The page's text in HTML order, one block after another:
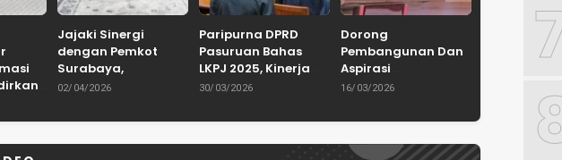
yang
Jajaki Sinergi
dengan Pemkot
Surabaya,
Kerukunan Keluarga
Kolaborasi Budaya
02/04/2026
Paripurna DPRD
Pasuruan Bahas
LKPJ 2025, Kinerja
Pemkab Tuai
Catatkan Tren
30/03/2026
Dorong
Pembangunan Dan
Aspirasi
Masyarakat, DPRD
Pasuruan Ajukan
RKPD 2027
16/03/2026
7
8